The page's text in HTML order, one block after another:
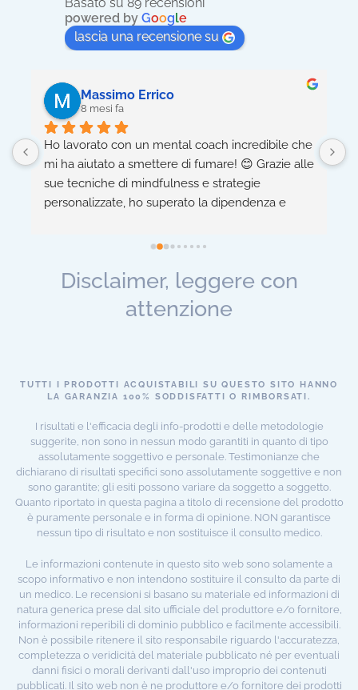
Basato su 89 recensioni
powered by Google
lascia una recensione su
Massimo Errico
8 mesi fa
Ho lavorato con un mental coach incredibile che
mi ha aiutato a smettere di fumare! 😊 Grazie alle
sue tecniche di mindfulness e strategie
personalizzate, ho superato la dipendenza e
Consiglio vivamente! 👍
Disclaimer, leggere con
attenzione
TUTTI I PRODOTTI ACQUISTABILI SU QUESTO SITO HANNO
LA GARANZIA 100% SODDISFATTI O RIMBORSATI.
I risultati e l'efficacia degli info-prodotti e delle metodologie
suggerite, non sono in nessun modo garantiti in quanto di tipo
assolutamente soggettivo e personale. Testimonianze che
dichiarano di risultati specifici sono assolutamente soggettive e non
sono garantite; gli esiti possono variare da soggetto a soggetto.
Quanto riportato in questa pagina a titolo di recensione del prodotto
è puramente personale e in forma di opinione. NON garantisce
nessun tipo di risultato e non sostituisce il consulto medico.
Le informazioni contenute in questo sito web sono solamente a
scopo informativo e non intendono sostituire il consulto da parte di
un medico. Le recensioni si basano su materiale ed informazioni di
natura generica prese dal sito ufficiale del produttore e/o fornitore,
informazioni reperibili di dominio pubblico e facilmente accessibili.
Non è possibile ritenere il sito responsabile riguardo l'accuratezza,
completezza o veridicità del materiale pubblicato né per eventuali
danni fisici o morali derivanti dall'uso improprio dei contenuti
pubblicati. Il sito web non è ne produttore e/o fornitore dei prodotti